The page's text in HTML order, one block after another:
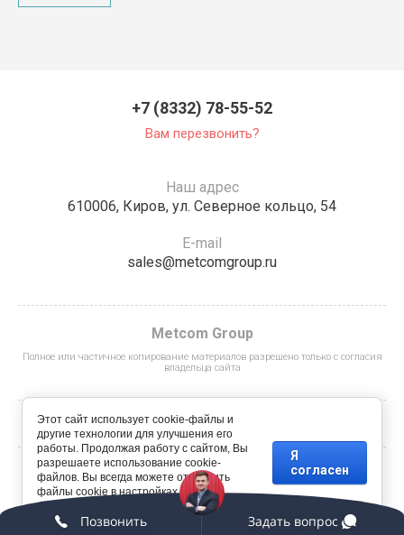
+7 (8332) 78-55-52
Вам перезвонить?
Наш адрес
610006, Киров, ул. Северное кольцо, 54
E-mail
sales@metcomgroup.ru
Metcom Group
Полное или частичное копирование материалов разрешено только с согласия
владельца сайта
© 2019 - 2026 Metcom Group
сделать сайтв megagroup.ru
Этот сайт использует cookie-файлы и
другие технологии для улучшения его
работы. Продолжая работу с сайтом, Вы
разрешаете использование cookie-
файлов. Вы всегда можете отключить
файлы cookie в настройках Вашего
браузера.
Я
согласен
Позвонить Задать вопрос